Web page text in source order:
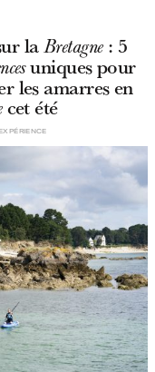
laBretagne: 5
uniques pour
les amarres en
cet été